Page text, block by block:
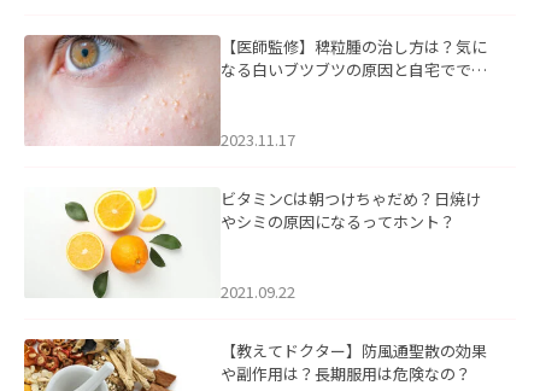
【医師監修】稗粒腫の治し方は？気に
なる白いブツブツの原因と自宅ででき
2023.11.17
ビタミンCは朝つけちゃだめ？日焼け
やシミの原因になるってホント？
2021.09.22
【教えてドクター】防風通聖散の効果
や副作用は？長期服用は危険なの？